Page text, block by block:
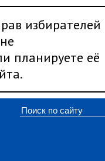
избирателей
планируете её